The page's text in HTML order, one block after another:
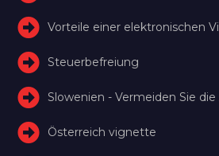
Vorteile einer elektronischen
Steuerbefreiung
Slowenien - Vermeiden Sie
Österreich vignette